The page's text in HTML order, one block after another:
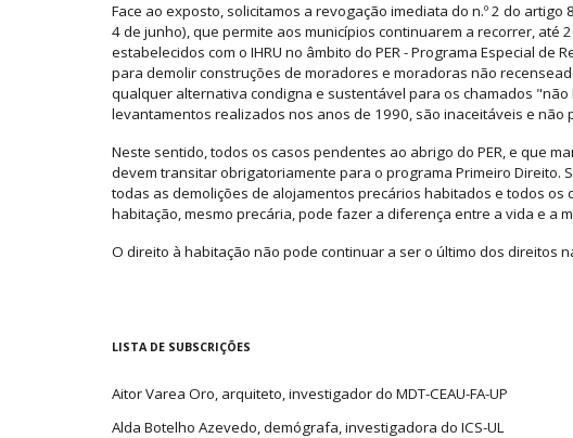
Face ao exposto, solicitamos a revogação imediata do n.º 2 do artigo
4 de junho), que permite aos municípios continuarem a recorrer, até
estabelecidos com o IHRU no âmbito do PER - Programa Especial de
para demolir construções de moradores e moradoras não
qualquer alternativa condigna e sustentável para os chamados
levantamentos realizados nos anos de 1990, são inaceitáveis e não
Neste sentido, todos os casos pendentes ao abrigo do PER, e que
devem transitar obrigatoriamente para o programa Primeiro Direito.
todas as demolições de alojamentos precários habitados e todos
habitação, mesmo precária, pode fazer a diferença entre a vida e a
O direito à habitação não pode continuar a ser o último dos direitos
LISTA DE SUBSCRIÇÕES
Aitor Varea Oro, arquiteto, investigador do MDT-CEAU-FA-UP
Alda Botelho Azevedo, demógrafa, investigadora do ICS-UL